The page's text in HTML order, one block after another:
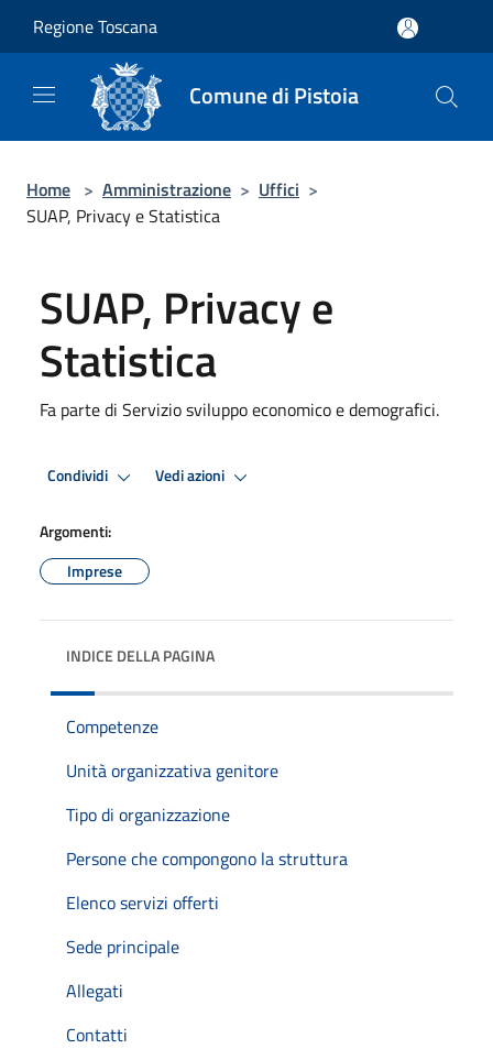
Regione Toscana
Comune di Pistoia
Home > Amministrazione > Uffici >
SUAP, Privacy e Statistica
SUAP, Privacy e
Statistica
Fa parte di Servizio sviluppo economico e demografici.
Condividi Vedi azioni
Argomenti:
Imprese
INDICE DELLA PAGINA
Competenze
Unità organizzativa genitore
Tipo di organizzazione
Persone che compongono la struttura
Elenco servizi offerti
Sede principale
Allegati
Contatti